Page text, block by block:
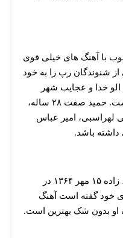
با آهنگ های خیلی قوی
شنوندگان رپ را به خود
الو خدا و عجایب شهر
معروفیت خود را دوچندان کرده است. حمید صفت ۲۸ ساله،
لهراسبی، امیر عباس
باشد.
، زاده ۱۵ مهر ۱۳۶۴ در
خود گفته است آهنگ
بدون شک بهترین است‌.